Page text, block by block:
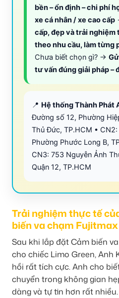
bền – ổn định – chi phí
xe cá nhân / xe cao cấp
cấp, đẹp và trải nghiệm
theo nhu cầu, làm từng
Chưa biết chọn gì? →
tư vấn đúng giải pháp –
📍 Hệ thống Thành Phát
Đường số 12, Phường
Thủ Đức, TP.HCM •
Phường Phước Long B,
CN3: 753 Nguyễn Ảnh
Quận 12, TP.HCM
Trải nghiệm thực tế
biến va chạm Fujitmax
Sau khi lắp đặt Cảm biến
cho chiếc Limo Green, Anh
hồi rất tích cực. Anh cho
chuyển trong không gian
dàng và tự tin hơn rất